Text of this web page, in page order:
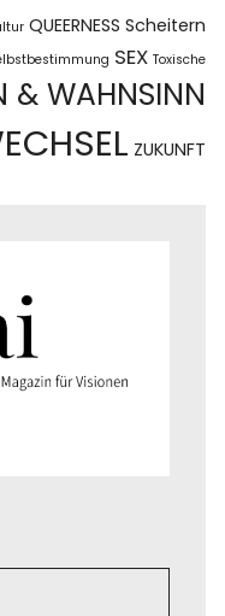
QUEERNESS Scheitern
SEX Toxische
& WAHNSINN
ZUKUNFT